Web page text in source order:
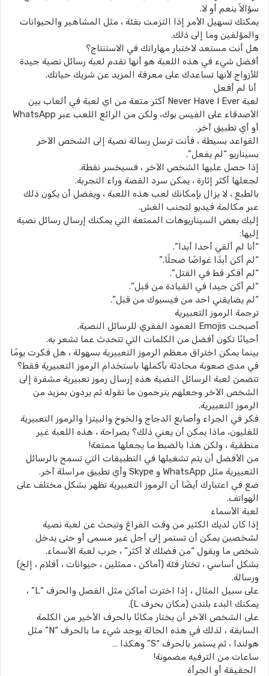
سؤالاً بنعم أو لا.
يمكنك تسهيل الأمر إذا التزمت بفئة ، مثل المشاهير والحيوانات
والمؤلفين وما إلى ذلك.
هل أنت مستعد لاختبار مهاراتك في الاستنتاج؟
أفضل شيء في هذه اللعبة هو أنها تقدم لعبة رسائل نصية جيدة
للأزواج لأنها تساعدك على معرفة المزيد عن شريك حياتك.
أنا لم أفعل
لعبة Never Have I Ever أكثر متعة من اي لعبة في ألعاب بين
الأصدقاء على الفيس بوك، ولكن من الرائع اللعب عبر WhatsApp
أو أي تطبيق آخر.
القواعد بسيطة ، فأنت ترسل رسالة نصية إلى الشخص الآخر
بسيناريو “لم يفعل”.
إذا حصل عليها الشخص الآخر ، فسيخسر نقطة.
لجعلها أكثر إثارة ، يمكن سرد القصة وراء التجربة.
بالطبع ، لا يزال بإمكانك لعب هذه اللعبة ، ويفضل أن يكون ذلك
عبر مكالمة فيديو لتجنب الغش.
إليك بعض السيناريوهات الممتعة التي يمكنك إرسال رسائل نصية
إليها:
“أنا لم ألقي أحدا أبدا”.
“لم أكن أبدًا غواصًا ضحلًا.”
“لم أفكر قط في القتل”.
“لم أكن جيدا في القيادة من قبل”.
“لم يضايقني احد من فيسبوك من قبل”.
ترجمة الرموز التعبيرية
أصبحت Emojis العمود الفقري للرسائل النصية.
أحيانًا تكون أفضل من الكلمات التي تتحدث عما تشعر به.
بينما يمكن اختراق معظم الرموز التعبيرية بسهولة ، هل فكرت يومًا
في مدى صعوبة محادثة بأكملها باستخدام الرموز التعبيرية فقط؟
تتضمن لعبة الرسائل النصية هذه إرسال رموز تعبيرية مشفرة إلى
الشخص الآخر وجعلهم يترجمون ما تقوله ثم يردون بمزيد من
الرموز التعبيرية.
فكر في الجراء وأصابع الدجاج والخوخ والبيتزا والرموز التعبيرية
للغليون، ماذا يمكن أن يعني ذلك؟ بصراحة ، هذه اللعبة غير
منطقية ، ولكن هذا بالضبط ما يجعلها ممتعة!
من الأفضل أن يتم تشغيلها في التطبيقات التي تسمح بالرسائل
التعبيرية مثل WhatsApp و Skype وأي تطبيق مراسلة آخر.
ضع في اعتبارك أيضًا أن الرموز التعبيرية تظهر بشكل مختلف على
الهواتف.
لعبة الأسماء
إذا كان لديك الكثير من وقت الفراغ وتبحث عن لعبة نصية
لشخصين يمكن أن تستمر إلى أجل غير مسمى أو حتى يدخل
شخص ما ويقول “من فضلك لا أكثر” ، جرب لعبة الأسماء.
بشكل أساسي ، تختار فئة (أماكن ، ممثلين ، حيوانات ، أفلام ، إلخ)
ورسالة.
على سبيل المثال ، إذا اخترت أماكن مثل الفصل والحرف “L” ،
يمكنك البدء بلندن (مكان بحرف L).
على الشخص الآخر أن يختار مكانًا بالحرف الأخير من الكلمة
السابقة ، لذلك في هذه الحالة يوجد شيء ما بالحرف “N” مثل
هولندا ، ثم يستمر بالحرف “S” وهكذا …
ساعات من الترفيه مضمونة!
الحقيقة أو الجرأة